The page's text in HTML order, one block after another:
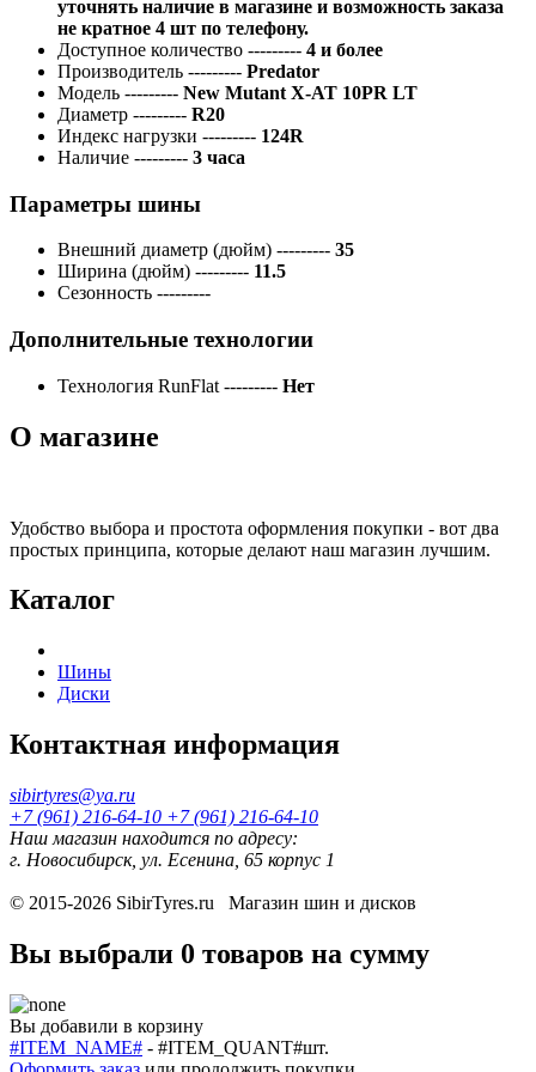
уточнять наличие в магазине и возможность заказа
не кратное 4 шт по телефону.
Доступное количество --------- 4 и более
Производитель --------- Predator
Модель --------- New Mutant X-AT 10PR LT
Диаметр --------- R20
Индекс нагрузки --------- 124R
Наличие --------- 3 часа
Параметры шины
Внешний диаметр (дюйм) --------- 35
Ширина (дюйм) --------- 11.5
Сезонность ---------
Дополнительные технологии
Технология RunFlat --------- Нет
О магазине
Удобство выбора и простота оформления покупки - вот два
простых принципа, которые делают наш магазин лучшим.
Каталог
Шины
Диски
Контактная информация
sibirtyres@ya.ru
+7 (961) 216-64-10 +7 (961) 216-64-10
Наш магазин находится по адресу:
г. Новосибирск, ул. Есенина, 65 корпус 1
© 2015-2026 SibirTyres.ru Магазин шин и дисков
Вы выбрали 0 товаров на сумму
Вы добавили в корзину
#ITEM_NAME# - #ITEM_QUANT#шт.